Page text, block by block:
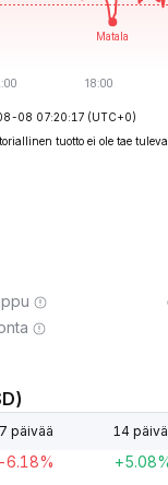
08 07:20:17 (UTC+0)
tuotto ei ole tae
7 päivää 14
-6.18%